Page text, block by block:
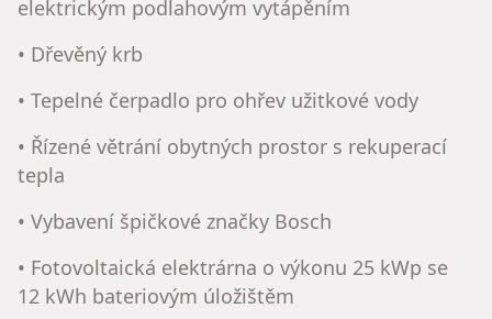
elektrickým podlahovým vytápěním
• Dřevěný krb
• Tepelné čerpadlo pro ohřev užitkové vody
• Řízené větrání obytných prostor s rekuperací
tepla
• Vybavení špičkové značky Bosch
• Fotovoltaická elektrárna o výkonu 25 kWp se
12 kWh bateriovým úložištěm